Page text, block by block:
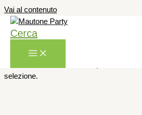
Vai al contenuto
Cerca
Foil mylar lettere
selezione.